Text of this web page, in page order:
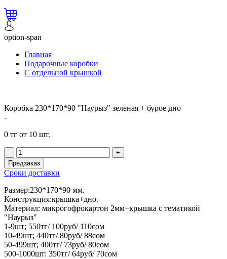
option-span
Главная
Подарочные коробки
С отдельной крышкой
Коробка 230*170*90 "Наурыз" зеленая + бурое дно
-
0 тг от 10 шт.
-
+
Предзаказ
Сроки доставки
Размер:230*170*90 мм.
Конструкция:крышка+дно.
Материал: микрогофрокартон 2мм+крышка с тематикой
"Наурыз"
1-9шт; 550тг/ 100руб/ 110сом
10-49шт; 440тг/ 80руб/ 88сом
50-499шт; 400тг/ 73руб/ 80сом
500-1000шт: 350тг/ 64руб/ 70сом